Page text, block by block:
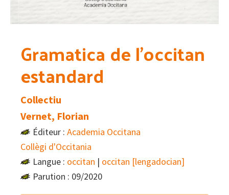
Gramatica de l’occitan
estandard
Collectiu
Vernet, Florian
Éditeur : Academia Occitana
Collègi d'Occitania
Langue : occitan | occitan [lengadocian]
Parution : 09/2020